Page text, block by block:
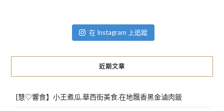
在 Instagram 上追蹤
近期文章
[慧♡響食】小王煮瓜.華西街美食.在地飄香黑金滷肉飯